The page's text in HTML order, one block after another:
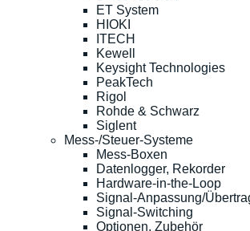
ET System
HIOKI
ITECH
Kewell
Keysight Technologies
PeakTech
Rigol
Rohde & Schwarz
Siglent
Mess-/Steuer-Systeme
Mess-Boxen
Datenlogger, Rekorder
Hardware-in-the-Loop
Signal-Anpassung/
Signal-Switching
Optionen, Zubehör